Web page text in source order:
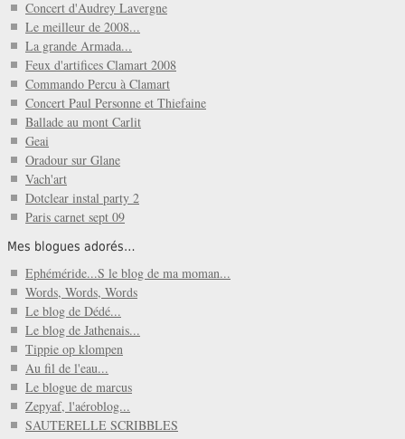
Concert d'Audrey Lavergne
Le meilleur de 2008...
La grande Armada...
Feux d'artifices Clamart 2008
Commando Percu à Clamart
Concert Paul Personne et Thiefaine
Ballade au mont Carlit
Geai
Oradour sur Glane
Vach'art
Dotclear instal party 2
Paris carnet sept 09
Mes blogues adorés…
Ephéméride...S le blog de ma moman...
Words, Words, Words
Le blog de Dédé...
Le blog de Jathenais...
Tippie op klompen
Au fil de l'eau...
Le blogue de marcus
Zepyaf, l'aéroblog...
SAUTERELLE SCRIBBLES